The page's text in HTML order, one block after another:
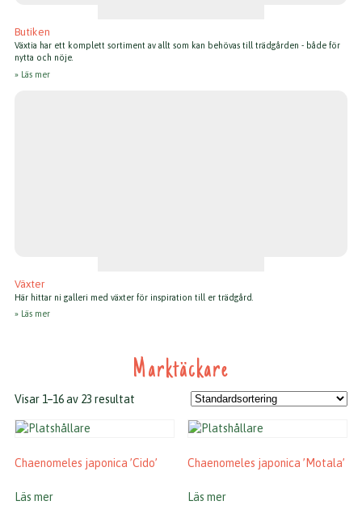
Butiken
Växtia har ett komplett sortiment av allt som kan behövas till trädgården - både för
nytta och nöje.
Läs mer
Växter
Här hittar ni galleri med växter för inspiration till er trädgård.
Läs mer
Marktäckare
Visar 1–16 av 23 resultat
Chaenomeles japonica ’Cido’
Läs mer
Chaenomeles japonica ’Motala’
Läs mer